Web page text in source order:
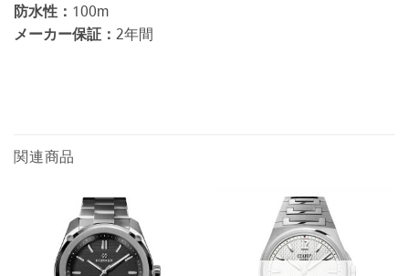
防水性： 100m
メーカー保証： 2年間
関連商品